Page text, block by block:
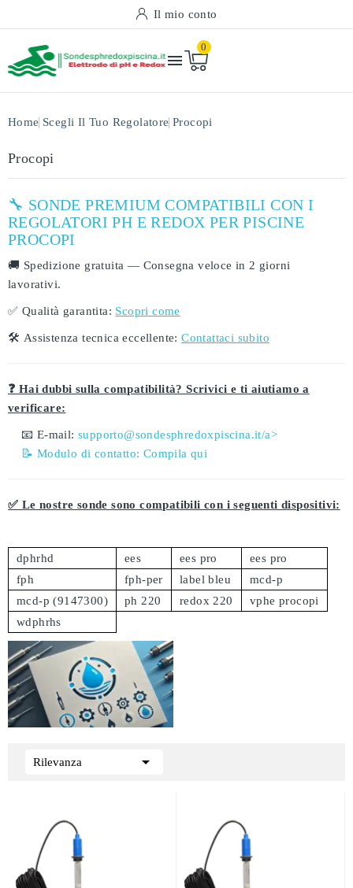
Il mio conto

0
Home Scegli Il Tuo Regolatore Procopi
Procopi
🔧 SONDE PREMIUM COMPATIBILI CON I
REGOLATORI PH E REDOX PER PISCINE
PROCOPI
🚚 Spedizione gratuita — Consegna veloce in 2 giorni
lavorativi.
✅ Qualità garantita: Scopri come
🛠️ Assistenza tecnica eccellente: Contattaci subito
❓ Hai dubbi sulla compatibilità? Scrivici e ti aiutiamo a
verificare:
📧 E-mail:supporto@sondesphredoxpiscina.it/a>
📝 Modulo di contatto: Compila qui
✅ Le nostre sonde sono compatibili con i seguenti dispositivi:
dphrhd ees ees pro
ees pro
fph
fph-per label bleu
mcd-p
mcd-p (9147300)
ph 220 redox 220
vphe procopi
wdphrhs
Rilevanza 